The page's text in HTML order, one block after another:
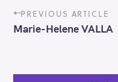
P
o
s
a
PREVIOUS ARTICLE
Marie-Helene VALLA